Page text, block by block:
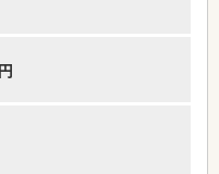
社員求人で、これまでの経験
600万円のご相談が可能で
る休日が設けられており、仕
すい勤務体系となっていま
転居費補助や借上社宅制度